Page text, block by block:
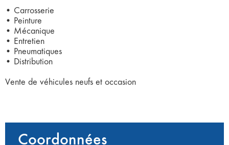
• Carrosserie
• Peinture
• Mécanique
• Entretien
• Pneumatiques
• Distribution
Vente de véhicules neufs et occasion
Coordonnées